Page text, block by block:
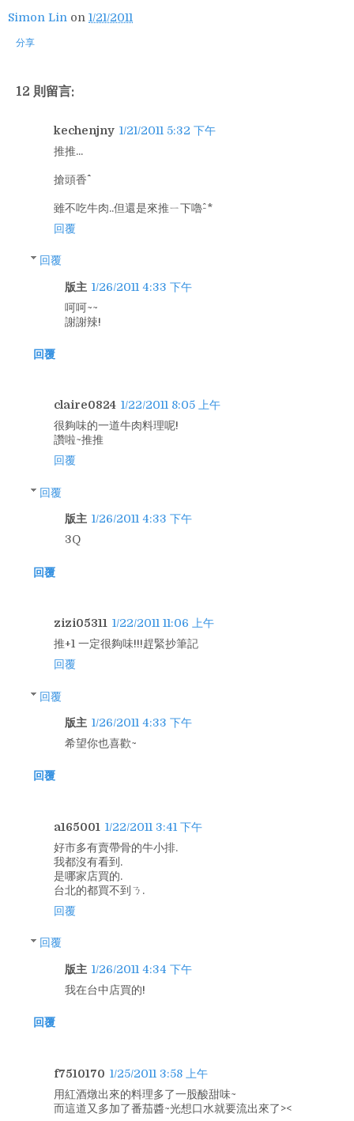
Simon Lin on 1/21/2011
分享
12 則留言:
kechenjny 1/21/2011 5:32 下午
推推...
搶頭香^^
雖不吃牛肉..但還是來推ㄧ下嚕^-*
回覆
回覆
版主 1/26/2011 4:33 下午
呵呵~~
謝謝辣!
回覆
claire0824 1/22/2011 8:05 上午
很夠味的一道牛肉料理呢!
讚啦~推推
回覆
回覆
版主 1/26/2011 4:33 下午
3Q
回覆
zizi05311 1/22/2011 11:06 上午
推+1 一定很夠味!!!趕緊抄筆記
回覆
回覆
版主 1/26/2011 4:33 下午
希望你也喜歡~
回覆
a165001 1/22/2011 3:41 下午
好市多有賣帶骨的牛小排.
我都沒有看到.
是哪家店買的.
台北的都買不到ㄋ.
回覆
回覆
版主 1/26/2011 4:34 下午
我在台中店買的!
回覆
f7510170 1/25/2011 3:58 上午
用紅酒燉出來的料理多了一股酸甜味~
而這道又多加了番茄醬~光想口水就要流出來了><